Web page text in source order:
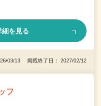
細を見る
03/13 掲載終了日： 2027/02/12
フ